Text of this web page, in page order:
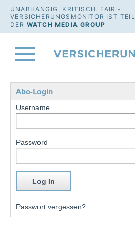
UNABHÄNGIG, KRITISCH, FAIR -
VERSICHERUNGSMONITOR IST TEIL
DER WATCH MEDIA GROUP
Abo-Login
Username
Password
Passwort vergessen?